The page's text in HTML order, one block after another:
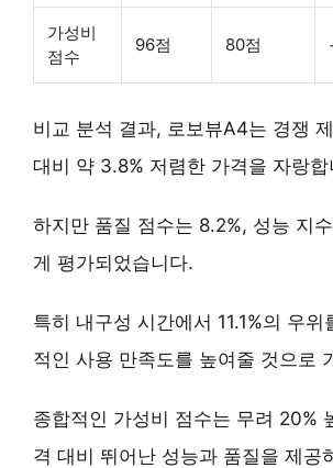
가성비
점수
96점 80점
비교 분석 결과, 로보뷰A4는 경쟁
대비 약 3.8% 저렴한 가격을 자랑합
하지만 품질 점수는 8.2%, 성능 지
게 평가되었습니다.
특히 내구성 시간에서 11.1%의 우위
적인 사용 만족도를 높여줄 것으로
종합적인 가성비 점수는 무려 20%
격 대비 뛰어난 성능과 품질을 제공